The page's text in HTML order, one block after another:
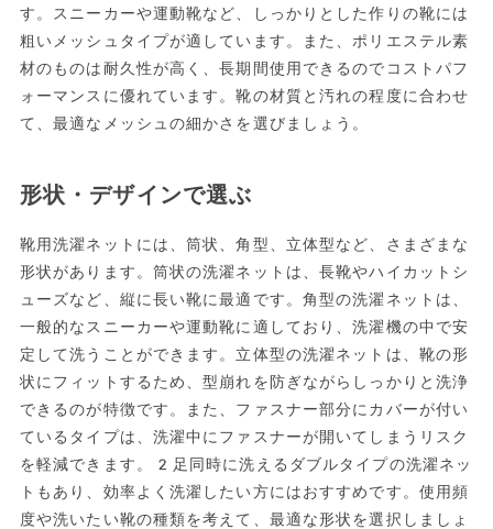
す。スニーカーや運動靴など、しっかりとした作りの靴には
粗いメッシュタイプが適しています。また、ポリエステル素
材のものは耐久性が高く、長期間使用できるのでコストパフ
ォーマンスに優れています。靴の材質と汚れの程度に合わせ
て、最適なメッシュの細かさを選びましょう。
形状・デザインで選ぶ
靴用洗濯ネットには、筒状、角型、立体型など、さまざまな
形状があります。筒状の洗濯ネットは、長靴やハイカットシ
ューズなど、縦に長い靴に最適です。角型の洗濯ネットは、
一般的なスニーカーや運動靴に適しており、洗濯機の中で安
定して洗うことができます。立体型の洗濯ネットは、靴の形
状にフィットするため、型崩れを防ぎながらしっかりと洗浄
できるのが特徴です。また、ファスナー部分にカバーが付い
ているタイプは、洗濯中にファスナーが開いてしまうリスク
を軽減できます。2足同時に洗えるダブルタイプの洗濯ネッ
トもあり、効率よく洗濯したい方にはおすすめです。使用頻
度や洗いたい靴の種類を考えて、最適な形状を選択しましょ